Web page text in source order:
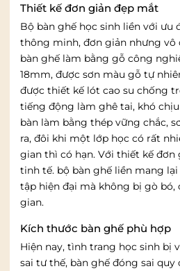
Thiết kế đơn giản đẹp mắt
Bộ bàn ghế học sinh liền với ưu
thông minh, đơn giản nhưng vô
bàn ghế làm bằng gỗ công
18mm, được sơn màu gỗ tự
được thiết kế lót cao su chống
tiếng động làm ghê tai, khó
bàn làm bằng thép vững chắc,
ra, đôi khi một lớp học có rất
gian thì có hạn. Với thiết kế đơn
tinh tế. bộ bàn ghế liền mang
tập hiện đại mà không bị gò
gian.
Kích thước bàn ghế phù hợp
Hiện nay, tình trang học sinh bị
sai tư thế, bàn ghế đóng sai quy